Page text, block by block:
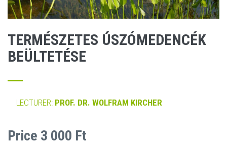
TERMÉSZETES ÚSZÓMEDENCÉK
BEÜLTETÉSE
LECTURER: PROF. DR. WOLFRAM KIRCHER
Price 3 000 Ft